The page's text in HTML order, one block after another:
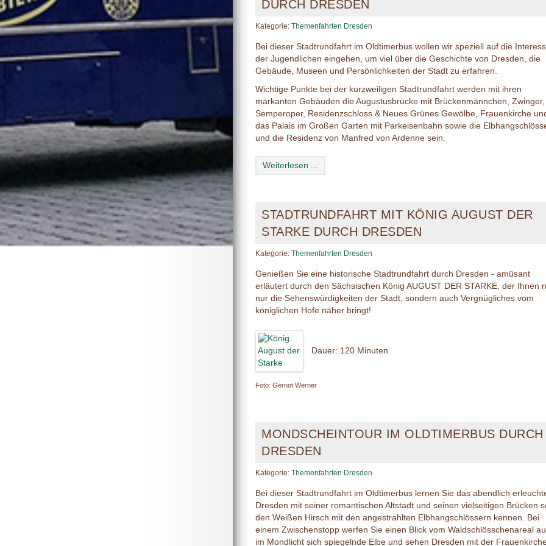
DURCH DRESDEN
Kategorie: Themenfahrten Dresden
Bei dieser Stadtrundfahrt im Oldtimerbus wollen wir speziell auf die
der Jugendlichen eingehen, um viel über die Geschichte von Dresden, die
Gebäude, Museen und Persönlichkeiten der Stadt zu erfahren.
Wichtige Punkte bei der kurzweiligen Stadtrundfahrt werden mit ihren
markanten Gebäuden die Augustusbrücke mit Brückenmännchen, Zwinger,
Semperoper, Residenzschloss & Neues Grünes Gewölbe, Frauenkirche
das Palais im Großen Garten mit Parkeisenbahn sowie die
und die Residenz von Manfred von Ardenne sein.
Weiterlesen ...
STADTRUNDFAHRT MIT KÖNIG AUGUST DER
STARKE DURCH DRESDEN
Kategorie: Themenfahrten Dresden
Genießen Sie eine historische Stadtrundfahrt durch Dresden - amüsant
erläutert durch den Sächsischen König AUGUST DER STARKE, der Ihnen
nur die Sehenswürdigkeiten der Stadt, sondern auch Vergnügliches vom
königlichen Hofe näher bringt!
Dauer: 120 Minuten
Foto: Gernot Werner
MONDSCHEINTOUR IM OLDTIMERBUS DURCH
DRESDEN
Kategorie: Themenfahrten Dresden
Bei dieser Stadtrundfahrt im Oldtimerbus lernen Sie das abendlich
Dresden mit seiner romantischen Altstadt und seinen vielseitigen Brücken
den Weißen Hirsch mit den angestrahlten Elbhangschlössern kennen. Bei
einem Zwischenstopp werfen Sie einen Blick vom Waldschlösschenareal
im Mondlicht sich spiegelnde Elbe und sehen Dresden mit der